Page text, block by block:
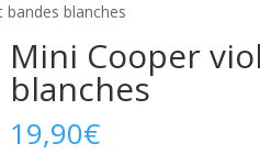
blanches
Mini Cooper
blanches
19,90€